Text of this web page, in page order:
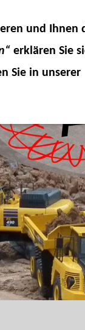
und Ihnen
erklären Sie
Sie in unserer